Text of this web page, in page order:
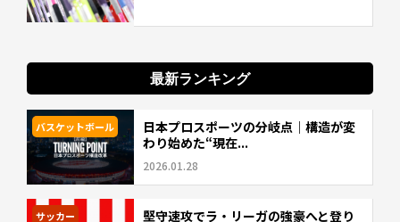
最新ランキング
バスケットボール
日本プロスポーツの分岐点｜構造が変
わり始めた“現在...
2026.01.28
サッカー
堅守速攻でラ・リーガの強豪へと登り